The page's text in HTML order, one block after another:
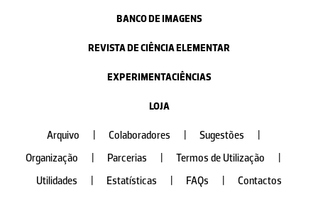
BANCO DE IMAGENS
REVISTA DE CIÊNCIA ELEMENTAR
EXPERIMENTACIÊNCIAS
LOJA
Arquivo Colaboradores Sugestões
Organização
Parcerias Termos de Utilização
Utilidades
Estatísticas FAQs Contactos